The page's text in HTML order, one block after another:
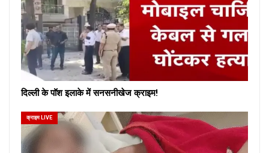
दिल्ली के पॉश इलाके में सनसनीखेज क्राइम!
क्राइम LIVE